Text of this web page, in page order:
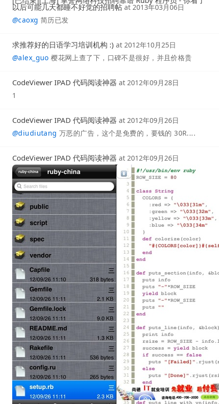
以后可能几天都睡不好觉的招聘帖 at2013年03月06日
@caoxg 简历已发
求推荐好的日语学习培训机构 :) at 2012年10月25日
@alex_guo 樱花网上查了下，口碑不是很好，并且价格贵
CodeViewer IPAD 代码阅读神器 at 2012年09月28日
1
CodeViewer IPAD 代码阅读神器 at 2012年09月26日
@diudiutang 万恶的广告，这个是免费的，要钱的 30R....
CodeViewer IPAD 代码阅读神器 at 2012年09月26日